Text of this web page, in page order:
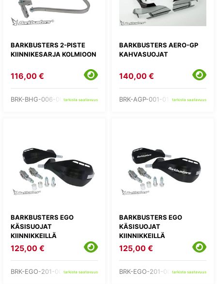
BARKBUSTERS 2-PISTE
KIINNIKESARJA KOLMIOON
116,00 €
BRK-BHG-006-00-NPtarkista saatavuus
BARKBUSTERS AERO-GP
KAHVASUOJAT
140,00 €
BRK-AGP-001-01-BKtarkista saatavuus
BARKBUSTERS EGO
KÄSISUOJAT
KIINNIKKEILLÄ
125,00 €
BRK-EGO-201-00-BBtarkista saatavuus
BARKBUSTERS EGO
KÄSISUOJAT
KIINNIKKEILLÄ
125,00 €
BRK-EGO-201-00-BKtarkista saatavuus